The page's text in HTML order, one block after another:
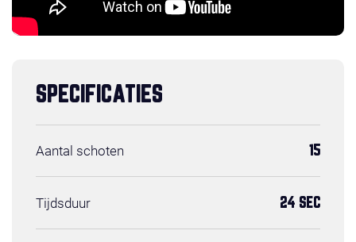
SPECIFICATIES
Aantal schoten 15
Tijdsduur 24 SEC